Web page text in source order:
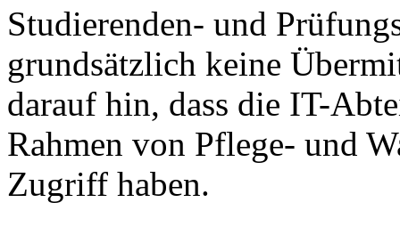
Studierenden- und
grundsätzlich keine
darauf hin, dass die IT-
Rahmen von Pflege- und
Zugriff haben.